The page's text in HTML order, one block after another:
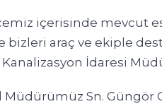
içerisinde mevcut
bizleri araç ve ekiple
Kanalizasyon İdaresi
Müdürümüz Sn. Güngör